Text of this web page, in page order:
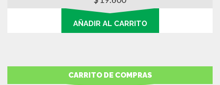
AÑADIR AL CARRITO
CARRITO DE COMPRAS